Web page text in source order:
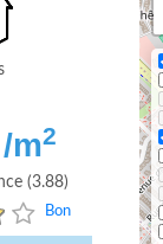
m2
(3.88)
Bon